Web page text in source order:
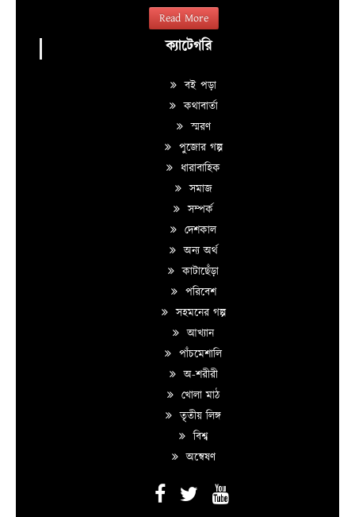
Read More
ক্যাটেগরি
বই পড়া
কথাবার্তা
স্মরণ
পুজোর গল্প
ধারাবাহিক
সমাজ
সম্পর্ক
দেশকাল
অন্য অর্থ
কাটাছেঁড়া
পরিবেশ
সহমনের গল্প
আখ্যান
পাঁচমেশালি
অ-শরীরী
খোলা মাঠ
তৃতীয় লিঙ্গ
বিশ্ব
অন্বেষণ